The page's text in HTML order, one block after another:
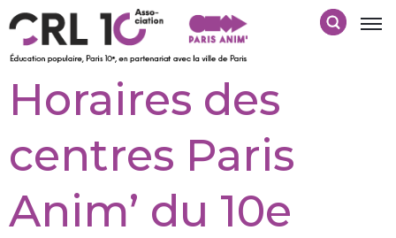
Horaires des
centres Paris
Anim’ du 10e